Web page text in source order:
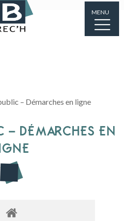
MENU
– Démarches en ligne
– DÉMARCHES EN